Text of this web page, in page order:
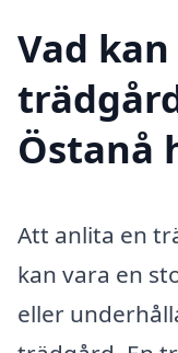
Vad kan
Östanå
Att anlita en
kan vara en
eller